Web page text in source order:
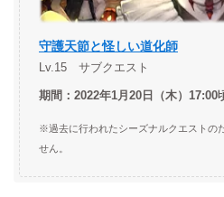
守護天節と怪しい道化師
Lv.15 サブクエスト
期間：2022年1月20日（木）17:00
※過去に行われたシーズナルクエストの
せん。